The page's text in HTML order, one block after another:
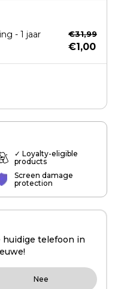
- 1 jaar
€31,99
€1,00
✓ Loyalty-eligible
products
Screen damage
protection
huidige telefoon in
Nee